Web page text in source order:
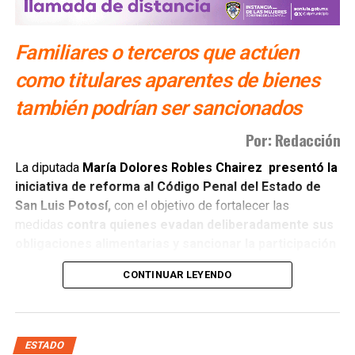
“Además quiero decirles que también se trabaja en el
museos Leonora Carrington, el Museo Casa de Rebozo,
las rutas del mezcal, entre otros”, finalizó el funcionario
estatal.
Familiares o terceros que actúen
como titulares aparentes de bienes
también podrían ser sancionados
Por: Redacción
La diputada María Dolores Robles Chairez presentó la
iniciativa de reforma al Código Penal del Estado de
San Luis Potosí, con el objetivo de fortalecer las
contra quienes evadan deliberadamente sus
de terceras personasque colaboren para impedir su
La reforma busca cerrar espacios de impunidad mediante
la incorporación de disposiciones que
CONTINUAR LEYENDO
ESTADO